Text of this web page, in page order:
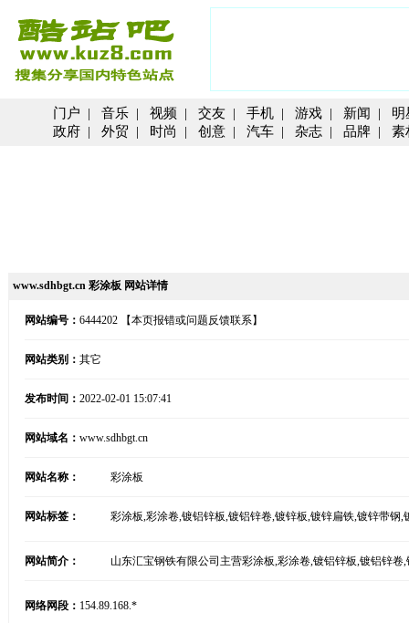
门户 | 音乐 | 视频 | 交友 | 手机 | 游戏 | 新闻 | 明
政府 | 外贸 | 时尚 | 创意 | 汽车 | 杂志 | 品牌 | 素
www.sdhbgt.cn 彩涂板 网站详情
网站编号： 6444202 【本页报错或问题反馈联系】
网站类别： 其它
发布时间： 2022-02-01 15:07:41
网站域名： www.sdhbgt.cn
网站名称： 彩涂板
网站标签： 彩涂板,彩涂卷,镀铝锌板,镀铝锌卷,镀锌板,镀锌扁铁,镀锌带钢
网站简介： 山东汇宝钢铁有限公司主营彩涂板,彩涂卷,镀铝锌板,镀铝锌
网络网段： 154.89.168.*